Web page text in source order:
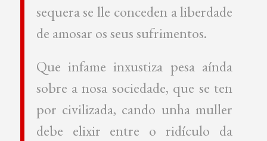
sequera se lle conceden a liberdade
de amosar os seus sufrimentos.
Que infame inxustiza pesa aínda
sobre a nosa sociedade, que se ten
por civilizada, cando unha muller
debe elixir entre o ridículo da